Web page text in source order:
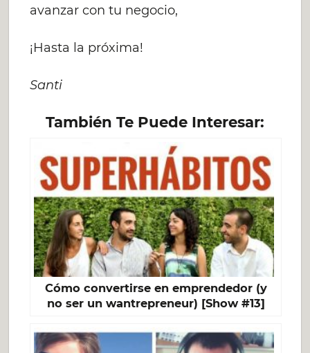
avanzar con tu negocio,
¡Hasta la próxima!
Santi
También Te Puede Interesar:
Cómo convertirse en emprendedor (y
no ser un wantrepreneur) [Show #13]